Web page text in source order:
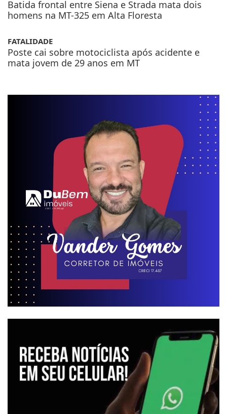
homens na MT-325 em Alta Floresta
Poste cai sobre motociclista após acidente e
mata jovem de 29 anos em MT